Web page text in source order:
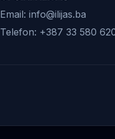
Email: info@ilijas.ba
Telefon: +387 33 580